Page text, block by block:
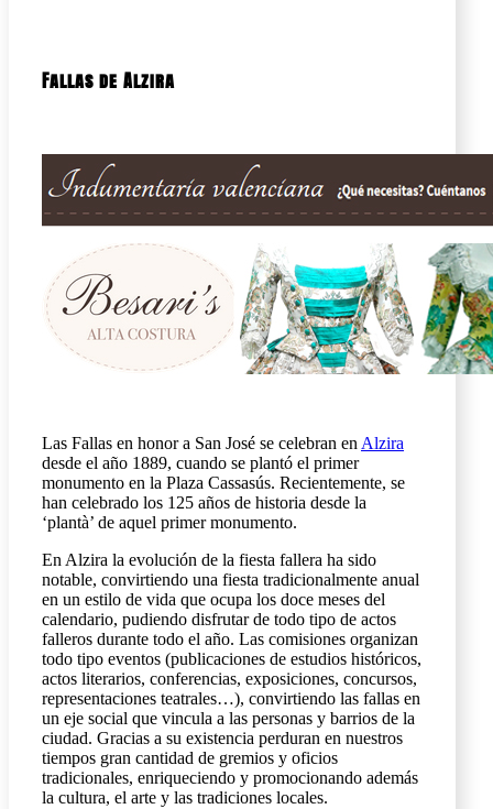
Fallas de Alzira
Las Fallas en honor a San José se celebran en Alzira
desde el año 1889, cuando se plantó el primer
monumento en la Plaza Cassasús. Recientemente, se
han celebrado los 125 años de historia desde la
‘plantà’ de aquel primer monumento.
En Alzira la evolución de la fiesta fallera ha sido
notable, convirtiendo una fiesta tradicionalmente anual
en un estilo de vida que ocupa los doce meses del
calendario, pudiendo disfrutar de todo tipo de actos
falleros durante todo el año. Las comisiones organizan
todo tipo eventos (publicaciones de estudios históricos,
actos literarios, conferencias, exposiciones, concursos,
representaciones teatrales…), convirtiendo las fallas en
un eje social que vincula a las personas y barrios de la
ciudad. Gracias a su existencia perduran en nuestros
tiempos gran cantidad de gremios y oficios
tradicionales, enriqueciendo y promocionando además
la cultura, el arte y las tradiciones locales.